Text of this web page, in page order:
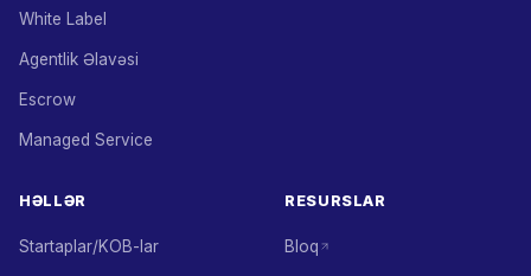
White Label
Agentlik Əlavəsi
Escrow
Managed Service
HƏLLƏR
Startaplar/KOB-lar
RESURSLAR
Bloq